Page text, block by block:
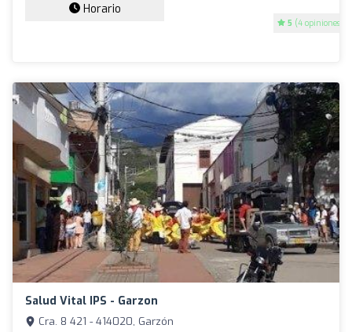
5 (4 opiniones)
Horario
Salud Vital IPS - Garzon
Cra. 8 421 - 414020, Garzón